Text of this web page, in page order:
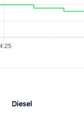
Diesel